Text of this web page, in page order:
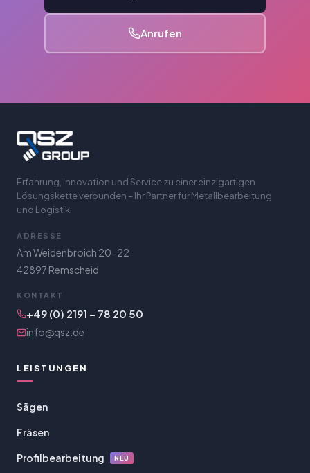
Anrufen
Erfahrung, Innovation und Service zu einer einzigartigen
Lösungskette verbunden – Ihr Partner für Metallbearbeitung
und Logistik.
ADRESSE
Am Weidenbroich 20-22
42897 Remscheid
KONTAKT
+49 (0) 2191 – 78 20 50
info@qsz.de
LEISTUNGEN
Sägen
Fräsen
Profilbearbeitung NEU